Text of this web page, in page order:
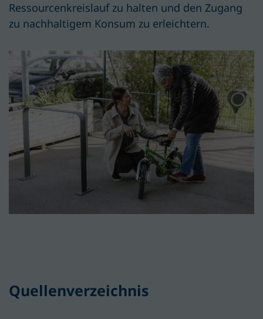
Ressourcenkreislauf zu halten und den Zugang
zu nachhaltigem Konsum zu erleichtern.
Quellenverzeichnis